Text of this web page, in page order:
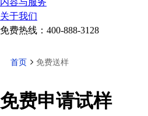
内容与服务
关于我们
免费热线： 400-888-3128
首页 免费送样
免费申请试样